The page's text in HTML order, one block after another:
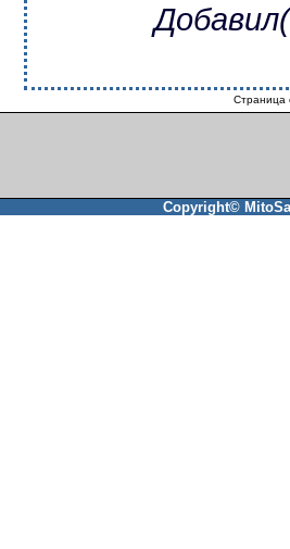
Страница
Copyright©